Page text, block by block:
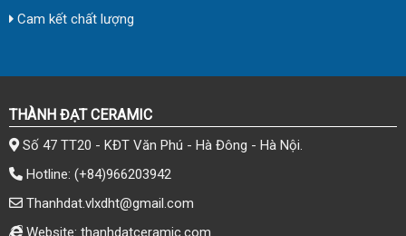
Cam kết chất lượng
THÀNH ĐẠT CERAMIC
Số 47 TT20 - KĐT Văn Phú - Hà Đông - Hà Nội.
Hotline: (+84)966203942
Thanhdat.vlxdht@gmail.com
Website: thanhdatceramic.com